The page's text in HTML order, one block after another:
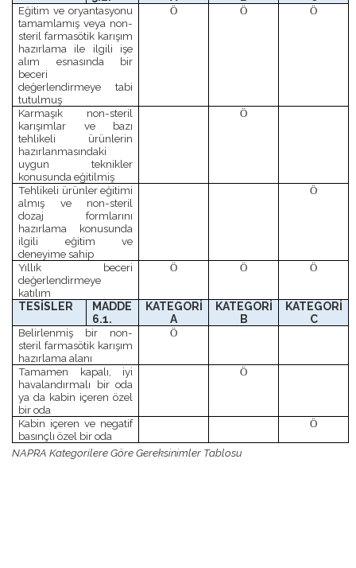
Eğitim ve oryantasyonu
tamamlamış veya non-
steril farmasötik karışım
hazırlama ile ilgili işe
alım esnasında bir
beceri
değerlendirmeye tabi
tutulmuş
Ö Ö Ö
Karmaşık non-steril
karışımlar ve bazı
tehlikeli ürünlerin
hazırlanmasındaki
uygun teknikler
konusunda eğitilmiş
Ö
Tehlikeli ürünler eğitimi
almış ve non-steril
dozaj formlarını
hazırlama konusunda
ilgili eğitim ve
deneyime sahip
Ö
Yıllık beceri
değerlendirmeye
katılım
Ö Ö Ö
TESİSLER
MADDE
6.1.
KATEGORİ
A
KATEGORİ
B
KATEGORİ
C
Belirlenmiş bir non-
steril farmasötik karışım
hazırlama alanı
Ö
Tamamen kapalı, iyi
havalandırmalı bir oda
ya da kabin içeren özel
bir oda
Ö
Kabin içeren ve negatif
basınçlı özel bir oda
Ö
NAPRA Kategorilere Göre Gereksinimler Tablosu